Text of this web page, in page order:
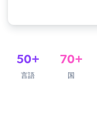
50+
言語
70+
国